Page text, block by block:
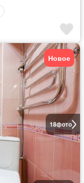
18фото
Новое